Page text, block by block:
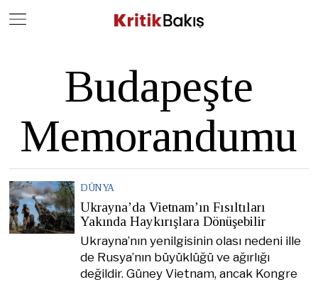
Budapeşte
Memorandumu
DÜNYA
Ukrayna’da Vietnam’ın Fısıltıları
Yakında Haykırışlara Dönüşebilir
Ukrayna’nın yenilgisinin olası nedeni ille
de Rusya’nın büyüklüğü ve ağırlığı
değildir. Güney Vietnam, ancak Kongre